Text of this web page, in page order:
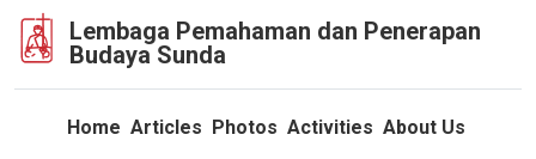
Lembaga Pemahaman dan Penerapan
Budaya Sunda
Home Articles Photos Activities About Us